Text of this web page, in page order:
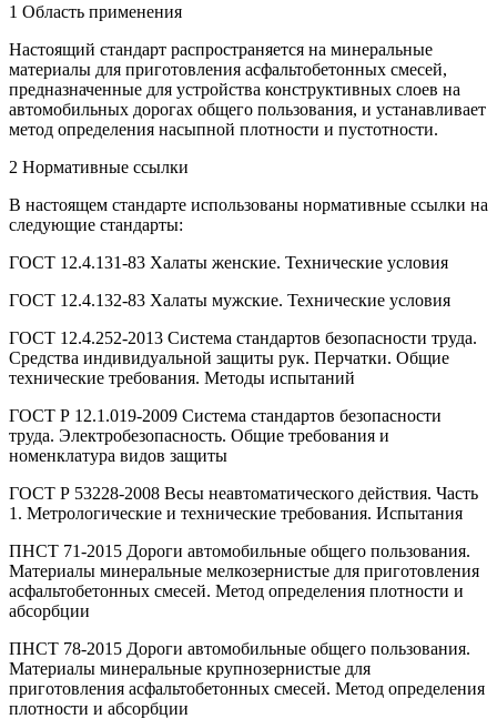
1 Область применения
Настоящий стандарт распространяется на минеральные
материалы для приготовления асфальтобетонных смесей,
предназначенные для устройства конструктивных слоев на
автомобильных дорогах общего пользования, и устанавливает
метод определения насыпной плотности и пустотности.
2 Нормативные ссылки
В настоящем стандарте использованы нормативные ссылки на
следующие стандарты:
ГОСТ 12.4.131-83 Халаты женские. Технические условия
ГОСТ 12.4.132-83 Халаты мужские. Технические условия
ГОСТ 12.4.252-2013 Система стандартов безопасности труда.
Средства индивидуальной защиты рук. Перчатки. Общие
технические требования. Методы испытаний
ГОСТ Р 12.1.019-2009 Система стандартов безопасности
труда. Электробезопасность. Общие требования и
номенклатура видов защиты
ГОСТ Р 53228-2008 Весы неавтоматического действия. Часть
1. Метрологические и технические требования. Испытания
ПНСТ 71-2015 Дороги автомобильные общего пользования.
Материалы минеральные мелкозернистые для приготовления
асфальтобетонных смесей. Метод определения плотности и
абсорбции
ПНСТ 78-2015 Дороги автомобильные общего пользования.
Материалы минеральные крупнозернистые для
приготовления асфальтобетонных смесей. Метод определения
плотности и абсорбции